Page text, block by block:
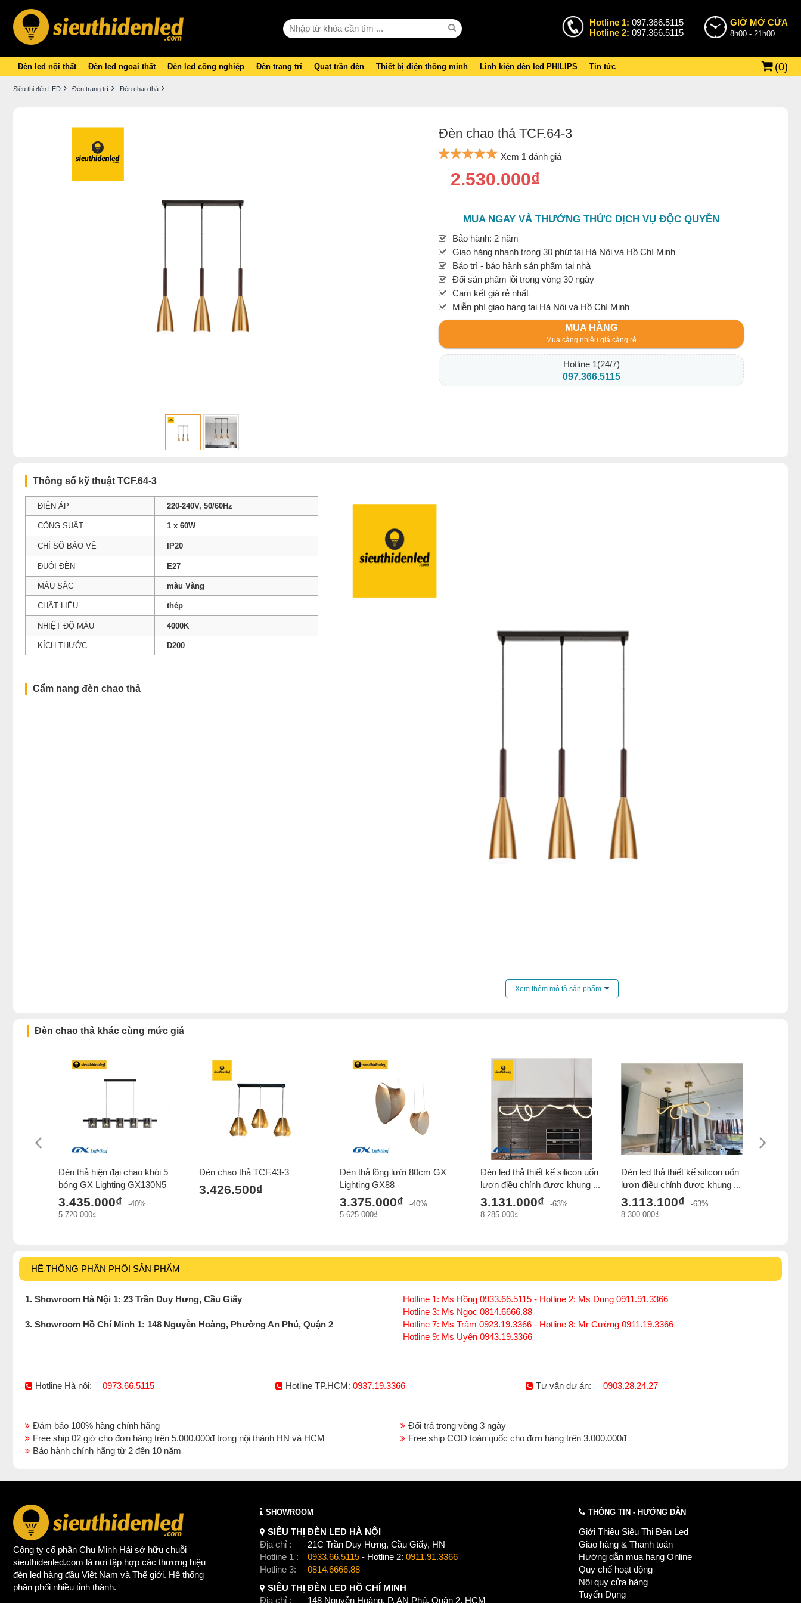
Hotline 1: 097.366.5115
Hotline 2: 097.366.5115
GIỜ MỞ CỬA
8h00 - 21h00
Đèn led nội thất Đèn led ngoại thất Đèn led công nghiệp Đèn trang trí Quạt trần đèn Thiết bị điện thông minh Linh kiện đèn led PHILIPS Tin tức (0)
Siêu thị đèn LED Đèn trang trí Đèn chao thả
Đèn chao thả TCF.64-3
Xem 1 đánh giá
2.530.000₫
MUA NGAY VÀ THƯỞNG THỨC DỊCH VỤ ĐỘC QUYỀN
Bảo hành: 2 năm
Giao hàng nhanh trong 30 phút tại Hà Nội và Hồ Chí Minh
Bảo trì - bảo hành sản phẩm tại nhà
Đổi sản phẩm lỗi trong vòng 30 ngày
Cam kết giá rẻ nhất
Miễn phí giao hàng tại Hà Nội và Hồ Chí Minh
MUA HÀNG
Mua càng nhiều giá càng rẻ
Hotline 1(24/7)
097.366.5115
Thông số kỹ thuật TCF.64-3
ĐIỆN ÁP 220-240V, 50/60Hz
CÔNG SUẤT 1 x 60W
CHỈ SỐ BẢO VỆ IP20
ĐUÔI ĐÈN E27
MÀU SẮC màu Vàng
CHẤT LIỆU thép
NHIỆT ĐỘ MÀU 4000K
KÍCH THƯỚC D200
Cẩm nang đèn chao thả
Xem thêm mô tả sản phẩm
Đèn chao thả khác cùng mức giá
Đèn thả hiện đại chao khói 5
bóng GX Lighting GX130N5
3.435.000₫
-40%
5.720.000₫
Đèn chao thả TCF.43-3
3.426.500₫
Đèn thả lồng lưới 80cm GX
Lighting GX88
3.375.000₫
-40%
5.625.000₫
Đèn led thả thiết kế silicon uốn
lượn điều chỉnh được khung ...
3.131.000₫
-63%
8.285.000₫
Đèn led thả thiết kế silicon uốn
lượn điều chỉnh được khung ...
3.113.100₫
-63%
8.300.000₫
HỆ THỐNG PHÂN PHỐI SẢN PHẨM
1. Showroom Hà Nội 1: 23 Trần Duy Hưng, Cầu Giấy
Hotline 1: Ms Hồng 0933.66.5115 - Hotline 2: Ms Dung 0911.91.3366
Hotline 3: Ms Ngọc 0814.6666.88
3. Showroom Hồ Chí Minh 1: 148 Nguyễn Hoàng, Phường An Phú, Quận 2
Hotline 7: Ms Trâm 0923.19.3366 - Hotline 8: Mr Cường 0911.19.3366
Hotline 9: Ms Uyên 0943.19.3366
Hotline Hà nội: 0973.66.5115 Hotline TP.HCM: 0937.19.3366 Tư vấn dự án: 0903.28.24.27
Đảm bảo 100% hàng chính hãng
Đổi trả trong vòng 3 ngày
Free ship 02 giờ cho đơn hàng trên 5.000.000đ trong nội thành HN và HCM
Free ship COD toàn quốc cho đơn hàng trên 3.000.000đ
Bảo hành chính hãng từ 2 đến 10 năm
Công ty cổ phần Chu Minh Hải sở hữu chuỗi
sieuthidenled.com là nơi tập hợp các thương hiệu
đèn led hàng đầu Việt Nam và Thế giới. Hệ thống
phân phối nhiều tỉnh thành.
SHOWROOM
SIÊU THỊ ĐÈN LED HÀ NỘI
Địa chỉ :
21C Trần Duy Hưng, Cầu Giấy, HN
Hotline 1 :
0933.66.5115 - Hotline 2: 0911.91.3366
Hotline 3:
0814.6666.88
SIÊU THỊ ĐÈN LED HỒ CHÍ MINH
Địa chỉ :
148 Nguyễn Hoàng, P. AN Phú, Quận 2, HCM
THÔNG TIN - HƯỚNG DẪN
Giới Thiệu Siêu Thị Đèn Led
Giao hàng & Thanh toán
Hướng dẫn mua hàng Online
Quy chế hoạt động
Nội quy cửa hàng
Tuyển Dụng